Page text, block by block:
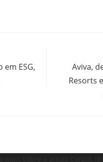
ESG,
Aviva,
Resorts